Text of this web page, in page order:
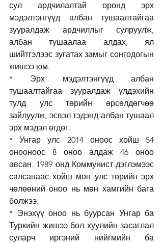
сул ардчилалтай оронд эрх
мэдэлтэнгүүд албан тушаалтайгаа
зууралдаж ардчиллыг сулруулж,
албан тушаалаа алдах, ял
шийтгэлээс зугатах замыг сонгодогын
жишээ юм.
* Эрх мэдэлтэнгүүд албан
тушаалтайгаа зууралдаж үлдэхийн
тулд улс төрийн өрсөлдөгчөө
зайлуулж, эсвэл тэдэнд албан тушаал
эрх мэдэл өгдөг.
* Унгар улс 2014 оноос хойш 54
онооноос 8 оноо алдаж 46 оноо
авсан. 1989 онд Коммунист дэглэмээс
салсанаас хойш мөн улс төрийн эрх
чөлөөний оноо нь мөн хамгийн бага
болжээ.
* Энэхүү оноо нь буурсан Унгар ба
Туркийн жишээ бол хуулийн засаглал
суларч иргэний нийгмийн ба